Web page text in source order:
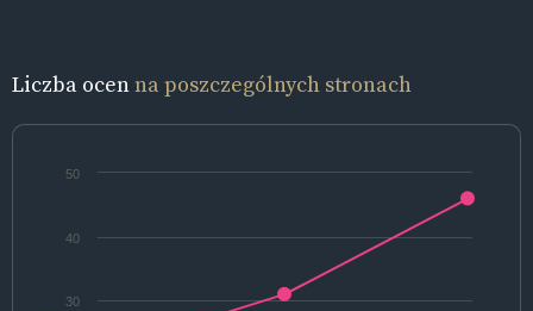
Liczba ocenna poszczególnych stronach
30
40
50